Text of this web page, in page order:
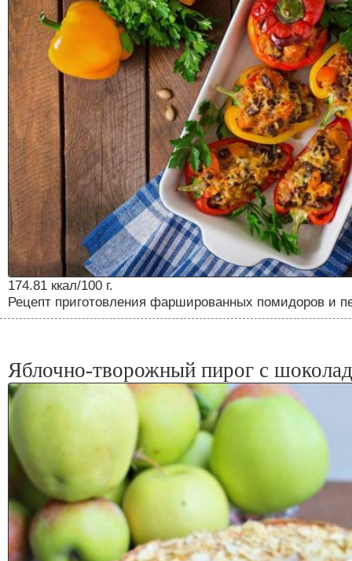
174.81 ккал/100 г.
Рецепт приготовления фаршированных помидоров и
Яблочно-творожный пирог с